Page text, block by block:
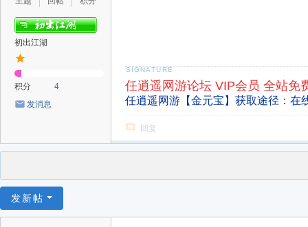
初出江湖
积分
4
发消息
任逍遥网游论坛 VIP会员 全站免
任逍遥网游【金元宝】获取途径：在
回复
发新帖